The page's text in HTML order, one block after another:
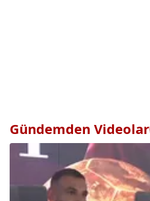
Gündemden Videolar